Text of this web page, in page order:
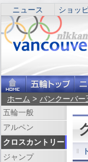
ニュース ショッ
ホーム > バンクーバー
五輪一般
アルペン
クロスカントリー
ジャンプ